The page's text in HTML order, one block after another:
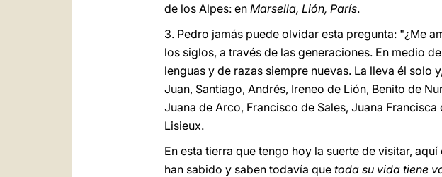
de los Alpes: en Marsella, Lión, París.
3. Pedro jamás puede olvidar esta pregunta: "¿Me
los siglos, a través de las generaciones. En medio
lenguas y de razas siempre nuevas. La lleva él solo
Juan, Santiago, Andrés, Ireneo de Lión, Benito de
Juana de Arco, Francisco de Sales, Juana
Lisieux.
En esta tierra que tengo hoy la suerte de visitar,
han sabido y saben todavía que toda su vida tiene